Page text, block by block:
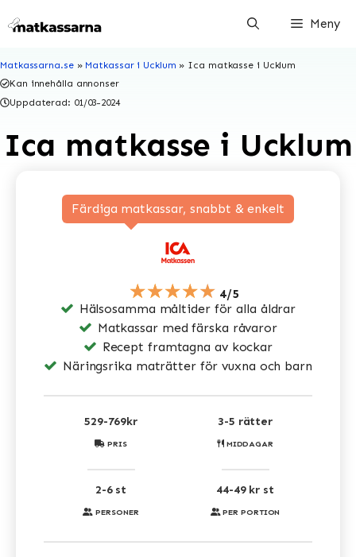
till
Meny
Matkassarna.se» Matkassar i Ucklum » Ica matkasse i Ucklum
Kan innehålla annonser
Uppdaterad: 01/03-2024
Ica matkasse i Ucklum
Färdiga matkassar, snabbt & enkelt
★★★★★ 4/5
Hälsosamma måltider för alla åldrar
Matkassar med färska råvaror
Recept framtagna av kockar
Näringsrika maträtter för vuxna och barn
PRIS
529-769kr
MIDDAGAR
3-5 rätter
PERSONER
2-6 st
PER PORTION
44-49 kr st